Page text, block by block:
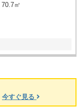
70.7㎡
今すぐ見る